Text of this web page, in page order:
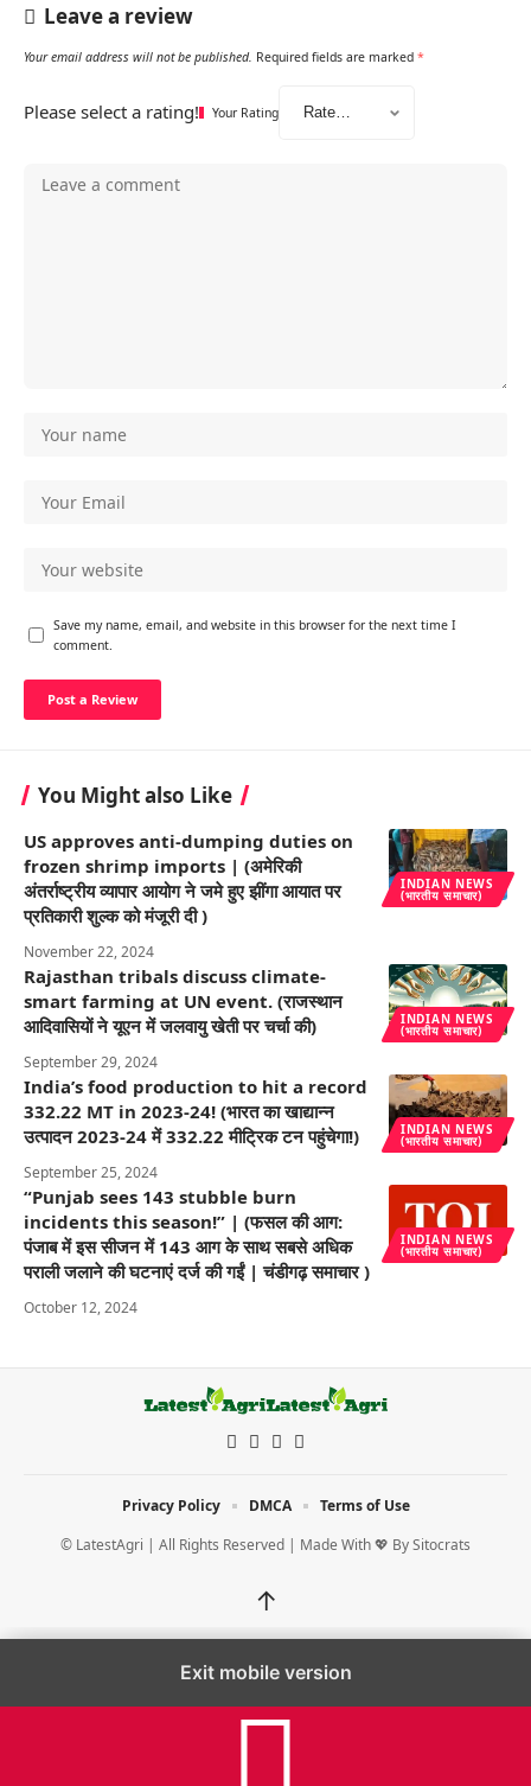
Leave a review
Your email address will not be published. Required fields are marked *
Please select a rating! Your Rating
Save my name, email, and website in this browser for the next time I
comment.
You Might also Like
INDIAN NEWS
(भारतीय समाचार)
US approves anti-dumping duties on
frozen shrimp imports | (अमेरिकी
अंतर्राष्ट्रीय व्यापार आयोग ने जमे हुए झींगा आयात पर
प्रतिकारी शुल्क को मंजूरी दी )
November 22, 2024
INDIAN NEWS
(भारतीय समाचार)
Rajasthan tribals discuss climate-
smart farming at UN event. (राजस्थान
आदिवासियों ने यूएन में जलवायु खेती पर चर्चा की)
September 29, 2024
INDIAN NEWS
(भारतीय समाचार)
India’s food production to hit a record
332.22 MT in 2023-24! (भारत का खाद्यान्न
उत्पादन 2023-24 में 332.22 मीट्रिक टन पहुंचेगा!)
September 25, 2024
INDIAN NEWS
(भारतीय समाचार)
“Punjab sees 143 stubble burn
incidents this season!” | (फसल की आग:
पंजाब में इस सीजन में 143 आग के साथ सबसे अधिक
पराली जलाने की घटनाएं दर्ज की गईं | चंडीगढ़ समाचार )
October 12, 2024
© LatestAgri | All Rights Reserved | Made With 💖 BySitocrats
Privacy Policy DMCA Terms of Use
↑
Exit mobile version